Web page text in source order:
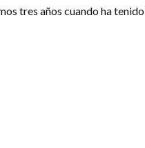
tres años cuan­do ha